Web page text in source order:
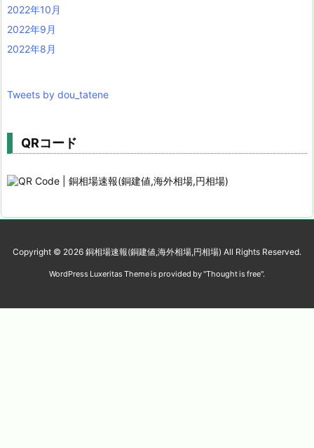
2022年10月
2022年9月
2022年8月
Tweets by dou_tatene
QRコード
Copyright © 2026 銅相場速報(銅建値,海外相場,円相場) All Rights Reserved.
WordPress Luxeritas Theme is provided by "Thought is free".